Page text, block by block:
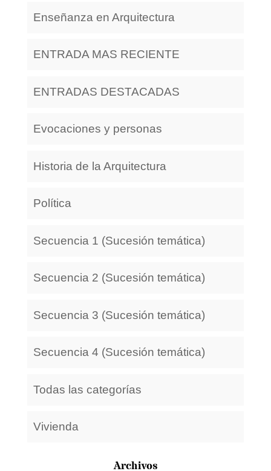
Enseñanza en Arquitectura
ENTRADA MAS RECIENTE
ENTRADAS DESTACADAS
Evocaciones y personas
Historia de la Arquitectura
Política
Secuencia 1 (Sucesión temática)
Secuencia 2 (Sucesión temática)
Secuencia 3 (Sucesión temática)
Secuencia 4 (Sucesión temática)
Todas las categorías
Vivienda
Archivos